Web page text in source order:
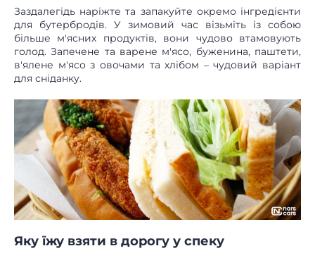
Заздалегідь наріжте та запакуйте окремо інгредієнти
для бутербродів. У зимовий час візьміть із собою
більше м'ясних продуктів, вони чудово втамовують
голод. Запечене та варене м'ясо, буженина, паштети,
в'ялене м'ясо з овочами та хлібом – чудовий варіант
для сніданку.
Яку їжу взяти в дорогу у спеку